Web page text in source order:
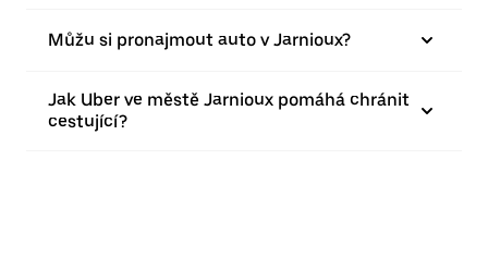
Můžu si pronajmout auto v Jarnioux?
Jak Uber ve městě Jarnioux pomáhá chránit
cestující?